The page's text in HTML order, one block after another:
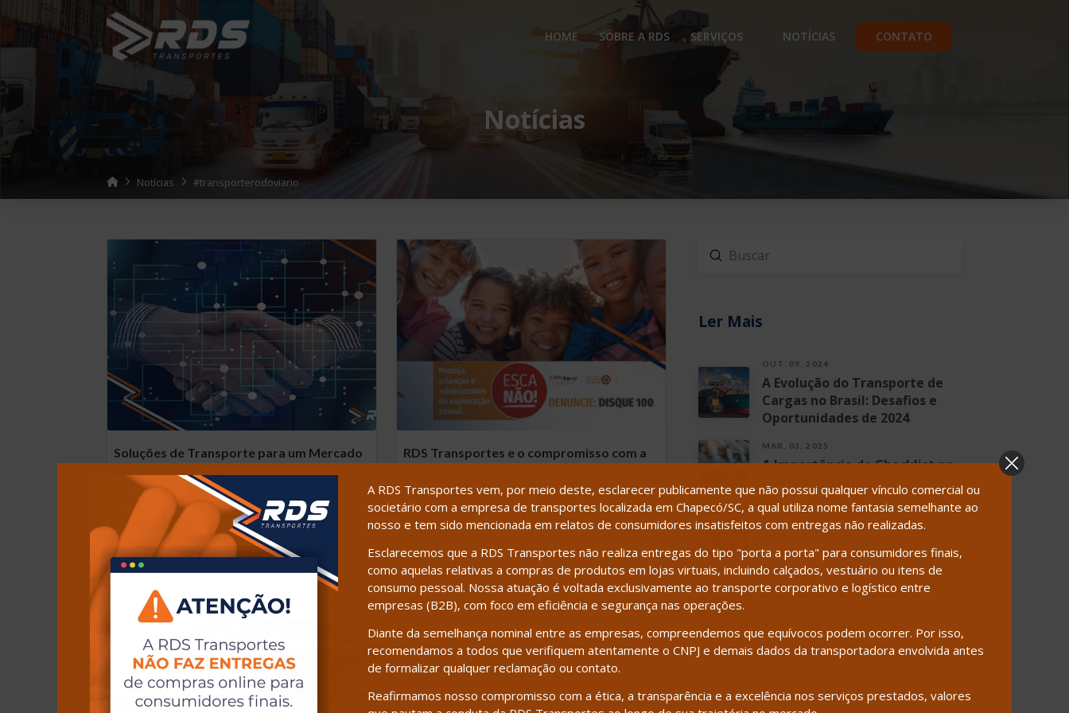
HOME SOBRE A RDS SERVIÇOS NOTÍCIAS CONTATO
Notícias
HomeNotícias #transporterodoviario
Soluções de Transporte para um Mercado
O transporte rodoviário de cargas no Brasil
está passando por uma transformação
significativa. Em um mercado cada vez mais
competitivo,…
RDS Transportes e o compromisso com a
exploração sexual
Na RDS Transportes, entendemos que nossa
logísticos; envolve também contribuir para
uma sociedade segura e…
Buscar
Enviar
Ler Mais
OUT. 09, 2024
A Evolução do Transporte de
Cargas no Brasil: Desafios e
Oportunidades de 2024
MAR. 03, 2025
A Importância do Checklist na
Gestão de Frotas
A história de uma empresa
MAR. 18, 2024
RDS Transportes alcança
9001:2015 conquistada!
A RDS Transportes vem, por meio deste, esclarecer publicamente que não possui qualquer vínculo comercial ou
societário com a empresa de transportes localizada em Chapecó/SC, a qual utiliza nome fantasia semelhante ao
nosso e tem sido mencionada em relatos de consumidores insatisfeitos com entregas não realizadas.
Esclarecemos que a RDS Transportes não realiza entregas do tipo "porta a porta" para consumidores finais,
como aquelas relativas a compras de produtos em lojas virtuais, incluindo calçados, vestuário ou itens de
consumo pessoal. Nossa atuação é voltada exclusivamente ao transporte corporativo e logístico entre
empresas (B2B), com foco em eficiência e segurança nas operações.
Diante da semelhança nominal entre as empresas, compreendemos que equívocos podem ocorrer. Por isso,
recomendamos a todos que verifiquem atentamente o CNPJ e demais dados da transportadora envolvida antes
de formalizar qualquer reclamação ou contato.
Reafirmamos nosso compromisso com a ética, a transparência e a excelência nos serviços prestados, valores